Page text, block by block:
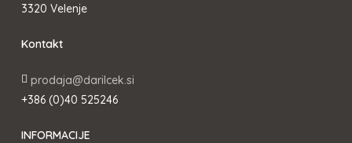
3320 Velenje
Kontakt
prodaja@darilcek.si
+386 (0)40 525246
INFORMACIJE